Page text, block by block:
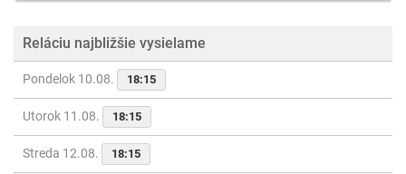
Reláciu najbližšie vysielame
Pondelok 10.08. 18:15
Utorok 11.08. 18:15
Streda 12.08. 18:15